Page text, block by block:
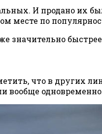
И продано их
месте по
что в других
вообще